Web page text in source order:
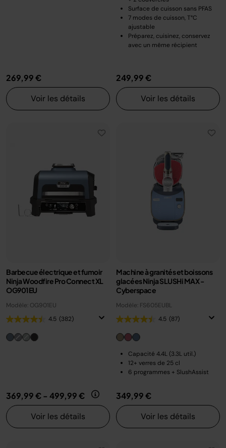
269,99 €
Voir les détails
Surface de cuisson sans PFAS
7 modes de cuisson, T°C
ajustable
Préparez, cuisinez, conservez
avec un même récipient
249,99 €
Voir les détails
Barbecue électrique et fumoir
Ninja Woodfire Pro Connect XL
OG901EU
Modèle: OG901EU
4.5 (382)
369,99 €- 499,99 €
Voir les détails
Machine à granités et boissons
glacées Ninja SLUSHi MAX -
Cyberspace
Modèle: FS605EUBL
4.5 (87)
Capacité 4.4L (3.3L util.)
12+ verres de 25 cl
6 programmes + SlushAssist
349,99 €
Voir les détails